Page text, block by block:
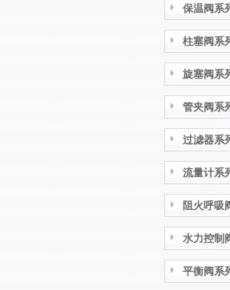
保温阀系
柱塞阀系
旋塞阀系
管夹阀系
过滤器系
流量计系
阻火呼吸
水力控制
平衡阀系